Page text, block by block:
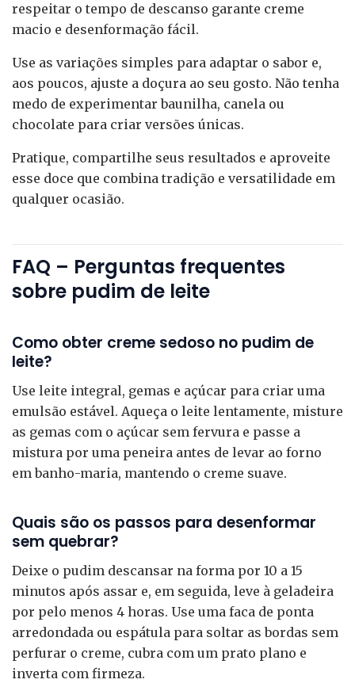
respeitar o tempo de descanso garante creme
macio e desenformação fácil.
Use as variações simples para adaptar o sabor e,
aos poucos, ajuste a doçura ao seu gosto. Não tenha
medo de experimentar baunilha, canela ou
chocolate para criar versões únicas.
Pratique, compartilhe seus resultados e aproveite
esse doce que combina tradição e versatilidade em
qualquer ocasião.
FAQ – Perguntas frequentes
sobre pudim de leite
Como obter creme sedoso no pudim de
leite?
Use leite integral, gemas e açúcar para criar uma
emulsão estável. Aqueça o leite lentamente, misture
as gemas com o açúcar sem fervura e passe a
mistura por uma peneira antes de levar ao forno
em banho-maria, mantendo o creme suave.
Quais são os passos para desenformar
sem quebrar?
Deixe o pudim descansar na forma por 10 a 15
minutos após assar e, em seguida, leve à geladeira
por pelo menos 4 horas. Use uma faca de ponta
arredondada ou espátula para soltar as bordas sem
perfurar o creme, cubra com um prato plano e
inverta com firmeza.